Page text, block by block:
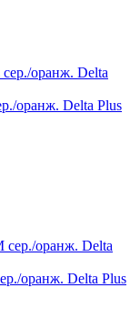
оранж. Delta Plus
оранж. Delta Plus